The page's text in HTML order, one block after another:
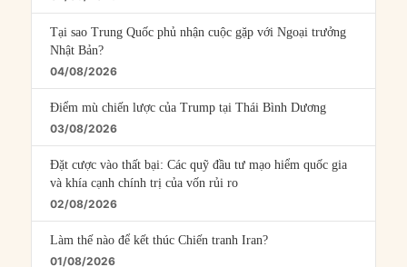
Tại sao Trung Quốc phủ nhận cuộc gặp với Ngoại trưởng
Nhật Bản?
04/08/2026
Điểm mù chiến lược của Trump tại Thái Bình Dương
03/08/2026
Đặt cược vào thất bại: Các quỹ đầu tư mạo hiểm quốc gia
và khía cạnh chính trị của vốn rủi ro
02/08/2026
Làm thế nào để kết thúc Chiến tranh Iran?
01/08/2026